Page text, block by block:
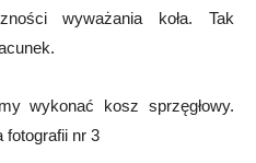
wyważania koła. Tak
wykonać kosz sprzęgłowy.
fotografii nr 3